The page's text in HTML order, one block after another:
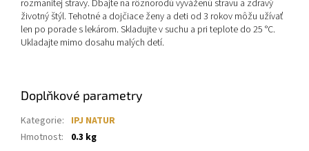
rozmanitej stravy. Dbajte na rôznorodú vyváženú stravu a zdravý
životný štýl. Tehotné a dojčiace ženy a deti od 3 rokov môžu užívať
len po porade s lekárom. Skladujte v suchu a pri teplote do 25 °C.
Ukladajte mimo dosahu malých detí.
Doplňkové parametry
Kategorie: IPJ NATUR
Hmotnost: 0.3 kg